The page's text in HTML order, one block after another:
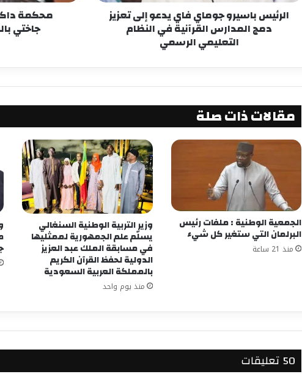
الرئيس باسيرو جوماي فاي يدعو إلى تعزيز
دمج المدارس القرآنية في النظام
التعليمي الرسمي
محكمة
جاختي
مقالات ذات صلة
الجمعية الوطنية : ملفات رئيس
البرلمان التي ستغير كل شيء
منذ 21 ساعة
وزير التربية الوطنية السنغالي
يسلّم علم الجمهورية لممثليها
في مسابقة الملك عبد العزيز
الدولية لحفظ القرآن الكريم
بالمملكة العربية السعودية
منذ يوم واحد
‫50 تعليقات